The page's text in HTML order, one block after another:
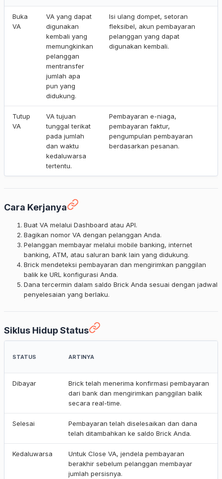
Buka
VA
VA yang dapat
digunakan
kembali yang
memungkinkan
pelanggan
mentransfer
jumlah apa
pun yang
didukung.
Isi ulang dompet, setoran
fleksibel, akun pembayaran
pelanggan yang dapat
digunakan kembali.
Tutup
VA
VA tujuan
tunggal terikat
pada jumlah
dan waktu
kedaluwarsa
tertentu.
Pembayaran e-niaga,
pembayaran faktur,
pengumpulan pembayaran
berdasarkan pesanan.
Cara Kerjanya
Buat VA melalui Dashboard atau API.
Bagikan nomor VA dengan pelanggan Anda.
Pelanggan membayar melalui mobile banking, internet
banking, ATM, atau saluran bank lain yang didukung.
Brick mendeteksi pembayaran dan mengirimkan panggilan
balik ke URL konfigurasi Anda.
Dana tercermin dalam saldo Brick Anda sesuai dengan jadwal
penyelesaian yang berlaku.
Siklus Hidup Status
STATUS ARTINYA
Dibayar
Brick telah menerima konfirmasi pembayaran
dari bank dan mengirimkan panggilan balik
secara real-time.
Selesai
Pembayaran telah diselesaikan dan dana
telah ditambahkan ke saldo Brick Anda.
Kedaluwarsa
Untuk Close VA, jendela pembayaran
berakhir sebelum pelanggan membayar
jumlah persisnya.